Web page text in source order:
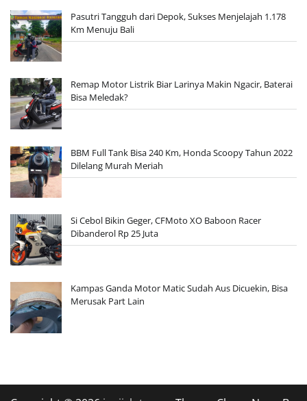
Pasutri Tangguh dari Depok, Sukses Menjelajah 1.178
Km Menuju Bali
Remap Motor Listrik Biar Larinya Makin Ngacir, Baterai
Bisa Meledak?
BBM Full Tank Bisa 240 Km, Honda Scoopy Tahun 2022
Dilelang Murah Meriah
Si Cebol Bikin Geger, CFMoto XO Baboon Racer
Dibanderol Rp 25 Juta
Kampas Ganda Motor Matic Sudah Aus Dicuekin, Bisa
Merusak Part Lain